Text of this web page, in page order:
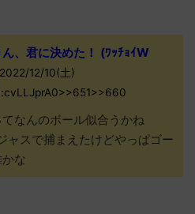
、君に決めた！ (ﾜｯﾁｮｲW
2022/12/10(土)
なんのボール似合うかね
ャスで捕まえたけどやっぱゴー
な